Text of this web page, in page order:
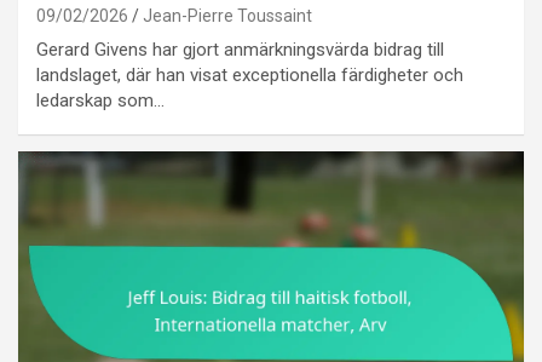
09/02/2026 Jean-Pierre Toussaint
Gerard Givens har gjort anmärkningsvärda bidrag till
landslaget, där han visat exceptionella färdigheter och
ledarskap som…